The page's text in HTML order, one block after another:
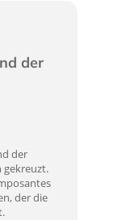
der
der
gekreuzt.
der die